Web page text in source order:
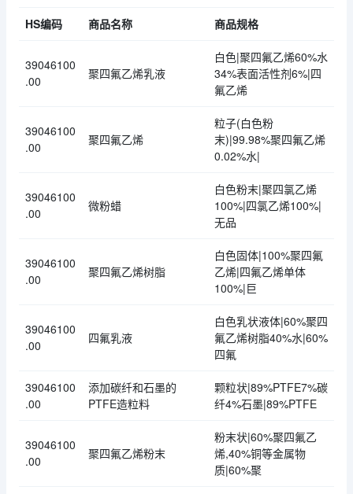
HS编码 商品名称 商品规格
39046100
.00
聚四氟乙烯乳液
白色|聚四氟乙烯60%水
34%表面活性剂6%|四
氟乙烯
39046100
.00
聚四氟乙烯
粒子(白色粉
末)|99.98%聚四氟乙烯
0.02%水|
39046100
.00
微粉蜡
白色粉末|聚四氯乙烯
100%|四氯乙烯100%|
无品
39046100
.00
聚四氟乙烯树脂
白色固体|100%聚四氟
乙烯|四氟乙烯单体
100%|巨
39046100
.00
四氟乳液
白色乳状液体|60%聚四
氟乙烯树脂40%水|60%
四氟
39046100
.00
添加碳纤和石墨的
PTFE造粒料
颗粒状|89%PTFE7%碳
纤4%石墨|89%PTFE
39046100
.00
聚四氟乙烯粉末
粉末状|60%聚四氟乙
烯,40%铜等金属物
质|60%聚